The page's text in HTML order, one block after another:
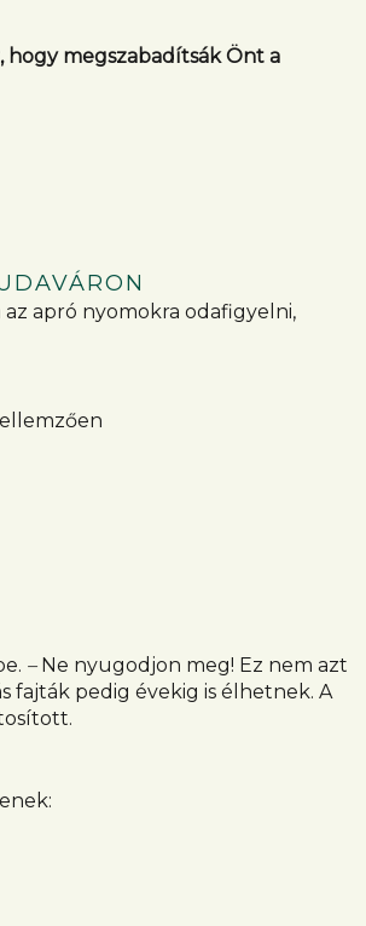
megszabadítsák Önt a
apró nyomokra odafigyelni,
– Ne nyugodjon meg! Ez nem azt
fajták pedig évekig is élhetnek. A